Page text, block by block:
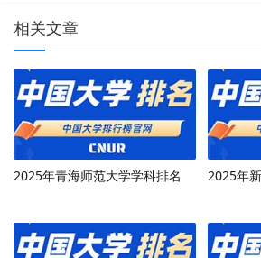
相关文章
2025年青海师范大学学科排名 2025年